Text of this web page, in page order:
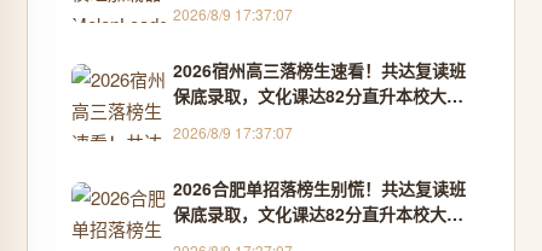
2026/8/9 17:37:07
2026宿州高三落榜生速看！共达复读班
保底录取，文化课达82分直升本校大专
2026/8/9 17:37:07
2026合肥单招落榜生别慌！共达复读班
保底录取，文化课达82分直升本校大专